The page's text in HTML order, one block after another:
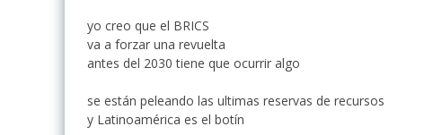
yo creo que el BRICS
va a forzar una revuelta
antes del 2030 tiene que ocurrir algo
se están peleando las ultimas reservas de recursos
y Latinoamérica es el botín